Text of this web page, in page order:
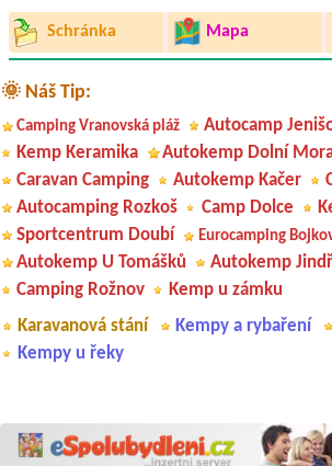
Schránka Mapa
🌞 Náš Tip:
Camping Vranovská pláž
Autocamp
Kemp Keramika
Autokemp Dolní
Caravan Camping
Autokemp Kačer
Autocamping Rozkoš
Camp Dolce
Sportcentrum Doubí
Eurocamping
Autokemp U Tomášků
Autokemp
Camping Rožnov
Kemp u zámku
Karavanová stání
Kempy a rybaření
Kempy u řeky